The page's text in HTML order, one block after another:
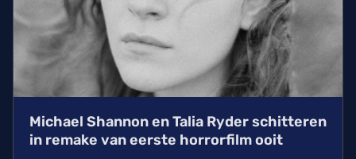
Michael Shannon en Talia Ryder schitteren
in remake van eerste horrorfilm ooit